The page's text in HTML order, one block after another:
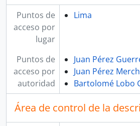
Puntos de
acceso por
lugar
Lima
Puntos de
acceso por
autoridad
Juan Pérez
Juan Pérez
Bartolomé Lobo
Área de control de la